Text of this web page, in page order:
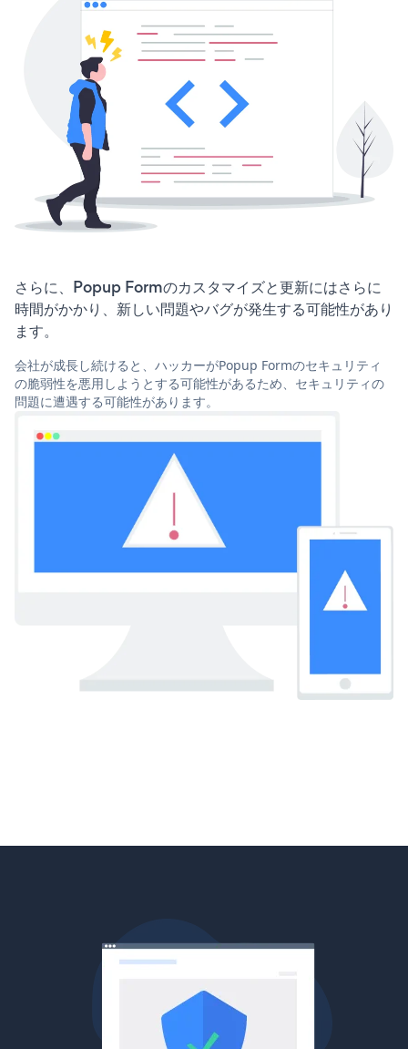
さらに、Popup Formのカスタマイズと更新にはさらに
時間がかかり、新しい問題やバグが発生する可能性があり
ます。
会社が成長し続けると、ハッカーがPopup Formのセキュリティ
の脆弱性を悪用しようとする可能性があるため、セキュリティの
問題に遭遇する可能性があります。